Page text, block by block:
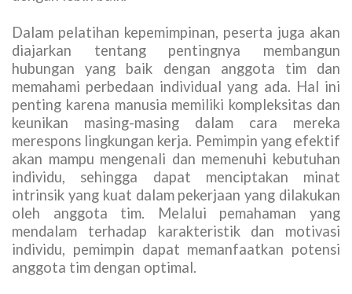
Dalam pelatihan kepemimpinan, peserta juga akan
diajarkan tentang pentingnya membangun
hubungan yang baik dengan anggota tim dan
memahami perbedaan individual yang ada. Hal ini
penting karena manusia memiliki kompleksitas dan
keunikan masing-masing dalam cara mereka
merespons lingkungan kerja. Pemimpin yang efektif
akan mampu mengenali dan memenuhi kebutuhan
individu, sehingga dapat menciptakan minat
intrinsik yang kuat dalam pekerjaan yang dilakukan
oleh anggota tim. Melalui pemahaman yang
mendalam terhadap karakteristik dan motivasi
individu, pemimpin dapat memanfaatkan potensi
anggota tim dengan optimal.